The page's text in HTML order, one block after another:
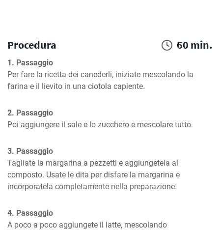
Procedura 60 min.
1. Passaggio
Per fare la ricetta dei canederli, iniziate mescolando la
farina e il lievito in una ciotola capiente.
2. Passaggio
Poi aggiungere il sale e lo zucchero e mescolare tutto.
3. Passaggio
Tagliate la margarina a pezzetti e aggiungetela al
composto. Usate le dita per disfare la margarina e
incorporatela completamente nella preparazione.
4. Passaggio
A poco a poco aggiungete il latte, mescolando